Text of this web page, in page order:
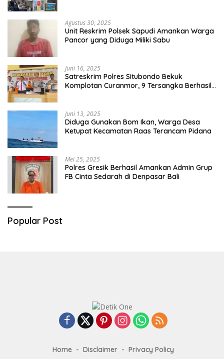
Agustus 30, 2025
Unit Reskrim Polsek Sapudi Amankan Warga
Pancor yang Diduga Miliki Sabu
Juni 16, 2025
Satreskrim Polres Situbondo Bekuk
Komplotan Curanmor, 9 Tersangka Berhasil
Juni 13, 2025
Diduga Gunakan Bom Ikan, Warga Desa
Ketupat Kecamatan Raas Terancam Pidana
Mei 25, 2025
Polres Gresik Berhasil Amankan Admin Grup
FB Cinta Sedarah di Denpasar Bali
Popular Post
Home Disclaimer
Privacy Policy